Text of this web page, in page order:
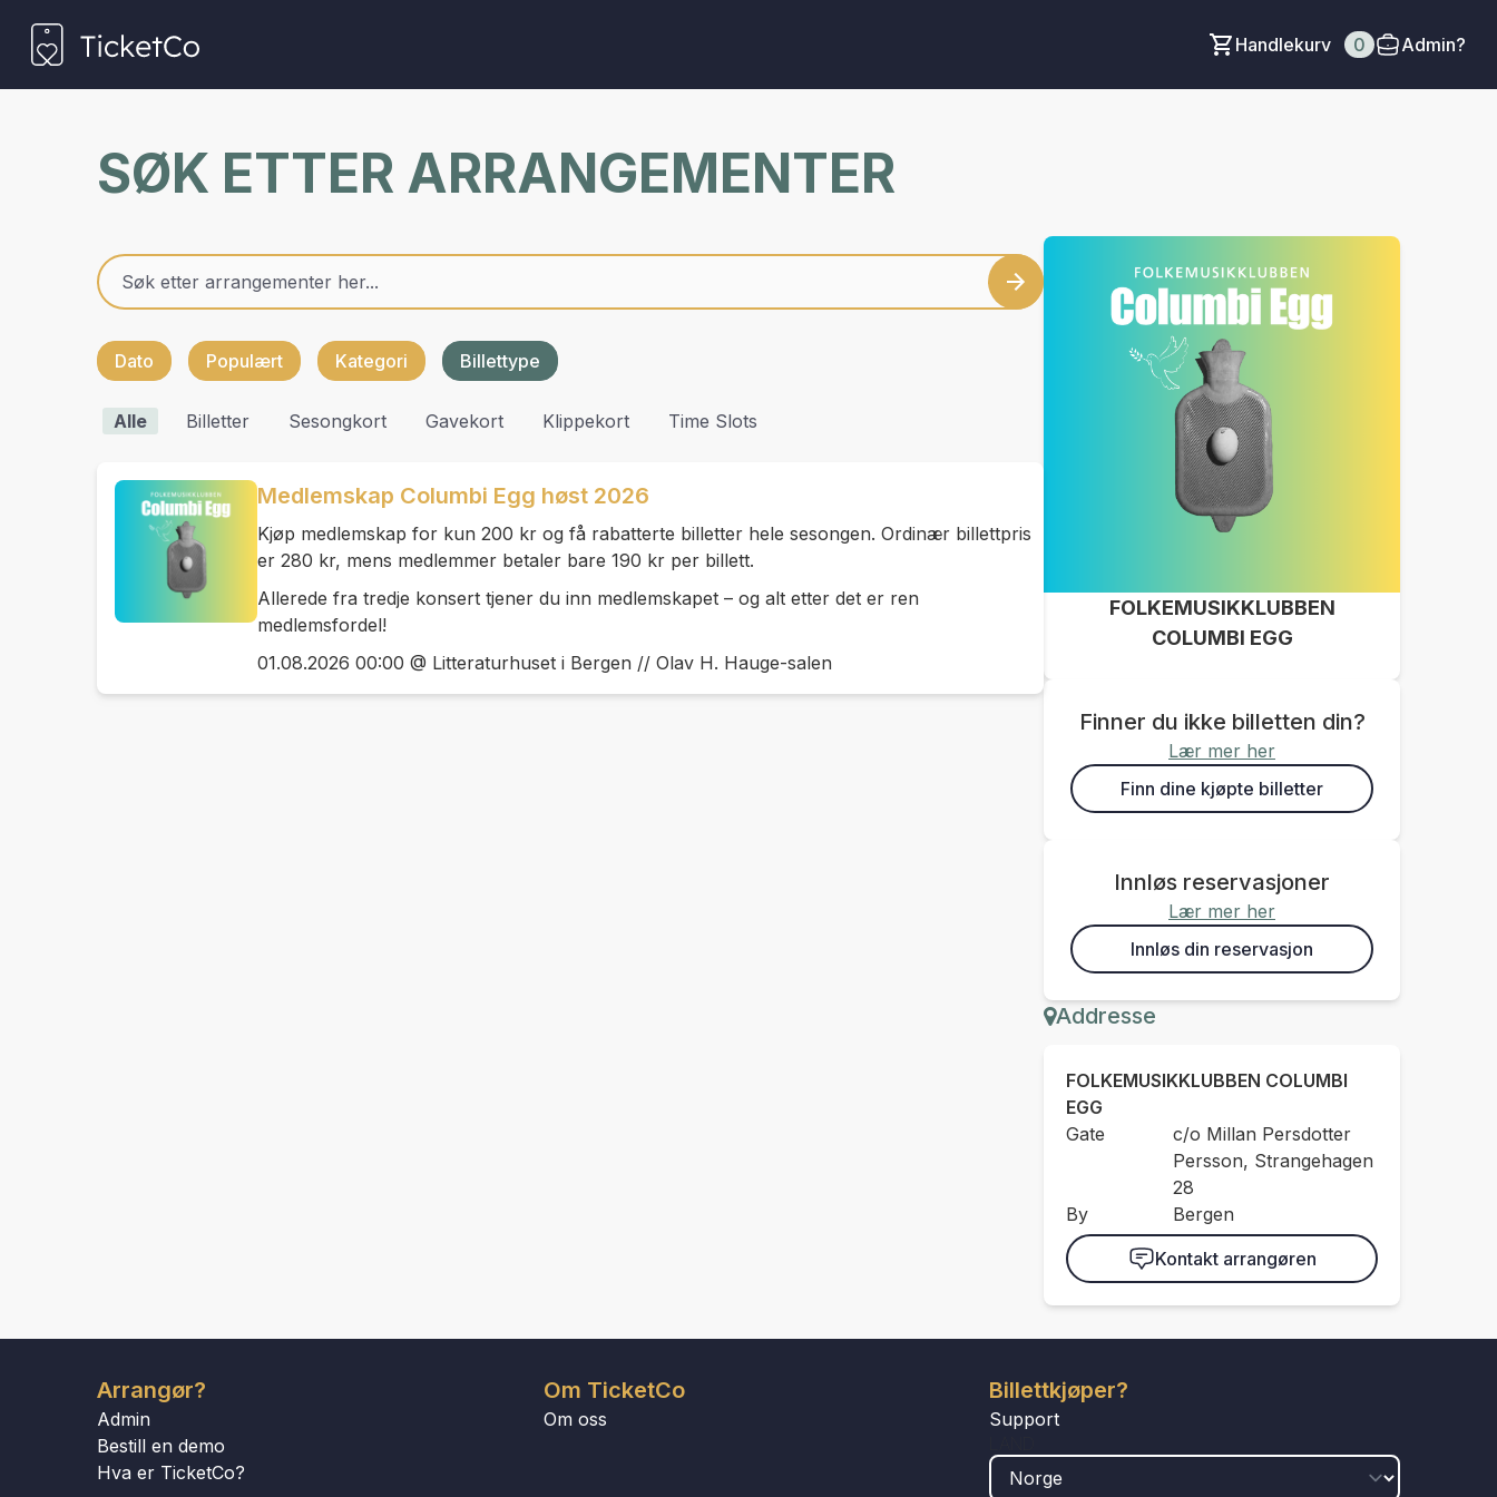
Handlekurv 0 Admin?
SØK ETTER ARRANGEMENTER
Dato Populært Kategori Billettype
Alle Billetter Sesongkort Gavekort Klippekort Time Slots
Medlemskap Columbi Egg høst 2026
Kjøp medlemskap for kun 200 kr og få rabatterte billetter hele sesongen. Ordinær billettpris
er 280 kr, mens medlemmer betaler bare 190 kr per billett.
Allerede fra tredje konsert tjener du inn medlemskapet – og alt etter det er ren
medlemsfordel!
01.08.2026 00:00 @ Litteraturhuset i Bergen // Olav H. Hauge-salen
FOLKEMUSIKKLUBBEN
COLUMBI EGG
Finner du ikke billetten din?
Lær mer her
Finn dine kjøpte billetter
Innløs reservasjoner
Lær mer her
Innløs din reservasjon
Addresse
FOLKEMUSIKKLUBBEN COLUMBI
EGG
Gate
c/o Millan Persdotter
Persson, Strangehagen
28
By
Bergen
Kontakt arrangøren
Arrangør?
Admin
Bestill en demo
Hva er TicketCo?
Om TicketCo
Om oss
Billettkjøper?
Support